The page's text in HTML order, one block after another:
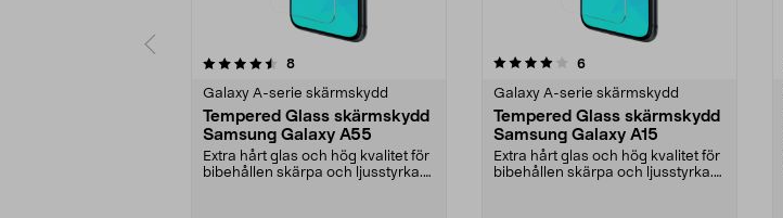
8recensioner
Galaxy A-serie skärmskydd
Tempered Glass skärmskydd
Samsung Galaxy A55
Extra hårt glas och hög kvalitet för
bibehållen skärpa och ljusstyrka.
4.0 av 5 stjärnor 6recensioner
Galaxy A-serie skärmskydd
Tempered Glass skärmskydd
Samsung Galaxy A15
Extra hårt glas och hög kvalitet för
bibehållen skärpa och ljusstyrka.
3.5 av 5 stjärnor